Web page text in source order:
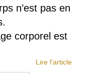
n’est pas en
corporel est
Lire l'article